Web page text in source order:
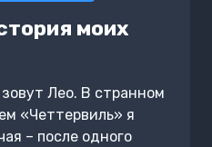
моих
Лео. В странном
«Четтервиль» я
– после одного